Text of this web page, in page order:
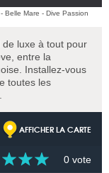
de luxe à tout pour
entre la
Installez-vous
toutes les
AFFICHER LA CARTE
0 vote